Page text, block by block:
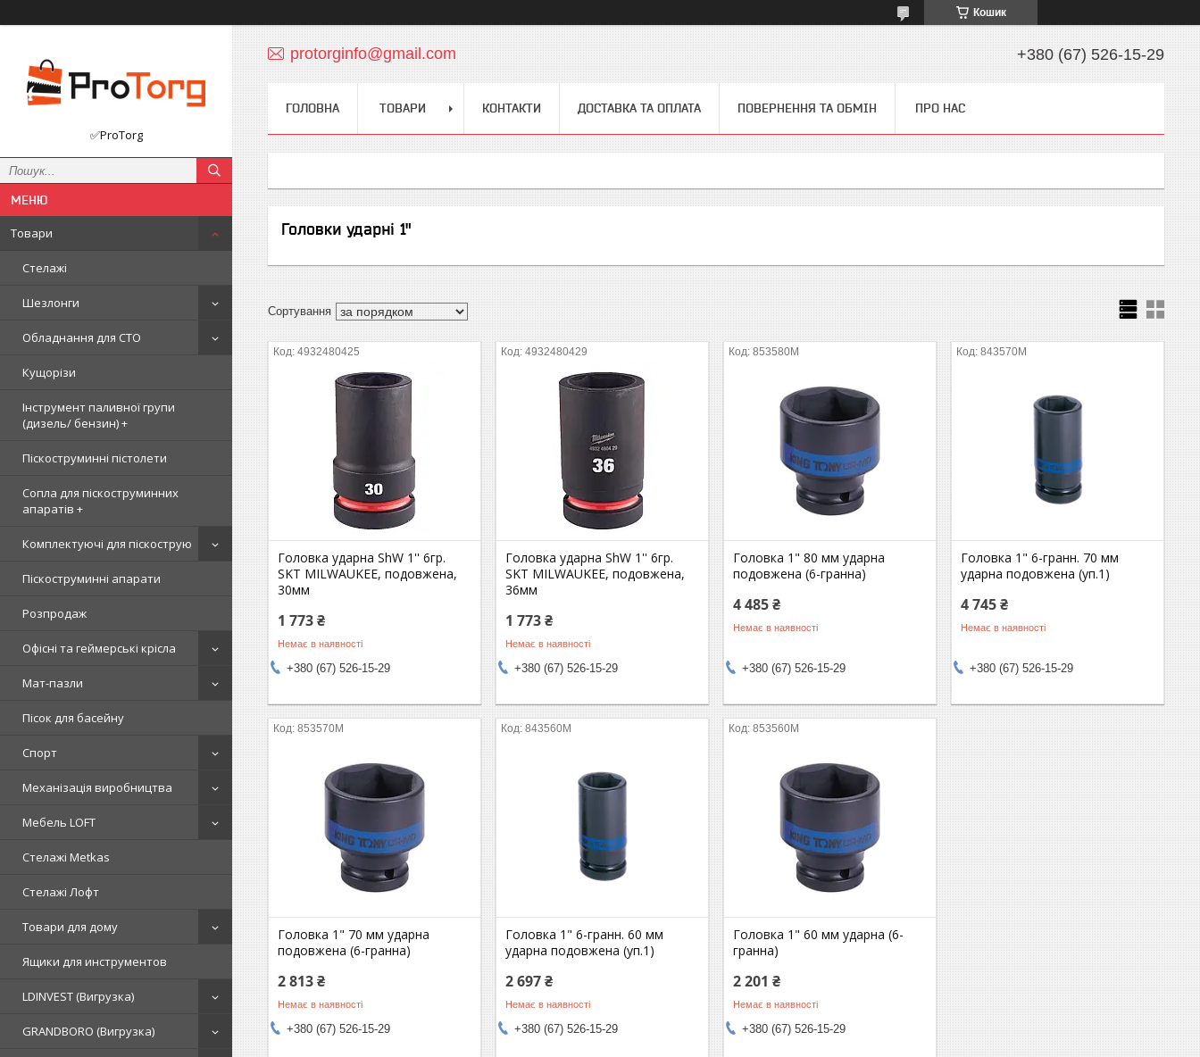
Кошик
✅ProTorg
Товари
Стелажі
Шезлонги
Обладнання для СТО
Кущорізи
Інструмент паливної групи
(дизель/ бензин) +
Піскоструминні пістолети
Сопла для піскоструминних
апаратів +
Комплектуючі для піскострую
Піскоструминні апарати
Розпродаж
Офісні та геймерські крісла
Мат-пазли
Пісок для басейну
Спорт
Механізація виробництва
Мебель LOFT
Стелажі Metkas
Стелажі Лофт
Товари для дому
Ящики для инструментов
LDINVEST (Вигрузка)
GRANDBORO (Вигрузка)
protorginfo@gmail.com +380 (67) 526-15-29
ГОЛОВНА ТОВАРИ КОНТАКТИ ДОСТАВКА ТА ОПЛАТА ПОВЕРНЕННЯ ТА ОБМІН ПРО НАС
Головки ударні 1"
4932480425
Головка ударна ShW 1'' 6гр.
SKT MILWAUKEE, подовжена,
30мм
1 773 ₴
Немає в наявності
+380 (67) 526-15-29
4932480429
Головка ударна ShW 1'' 6гр.
SKT MILWAUKEE, подовжена,
36мм
1 773 ₴
Немає в наявності
+380 (67) 526-15-29
853580M
Головка 1" 80 мм ударна
подовжена (6-гранна)
4 485 ₴
Немає в наявності
+380 (67) 526-15-29
843570M
Головка 1" 6-гранн. 70 мм
ударна подовжена (уп.1)
4 745 ₴
Немає в наявності
+380 (67) 526-15-29
853570M
Головка 1" 70 мм ударна
подовжена (6-гранна)
2 813 ₴
Немає в наявності
+380 (67) 526-15-29
843560M
Головка 1" 6-гранн. 60 мм
ударна подовжена (уп.1)
2 697 ₴
Немає в наявності
+380 (67) 526-15-29
853560M
Головка 1" 60 мм ударна (6-
гранна)
2 201 ₴
Немає в наявності
+380 (67) 526-15-29